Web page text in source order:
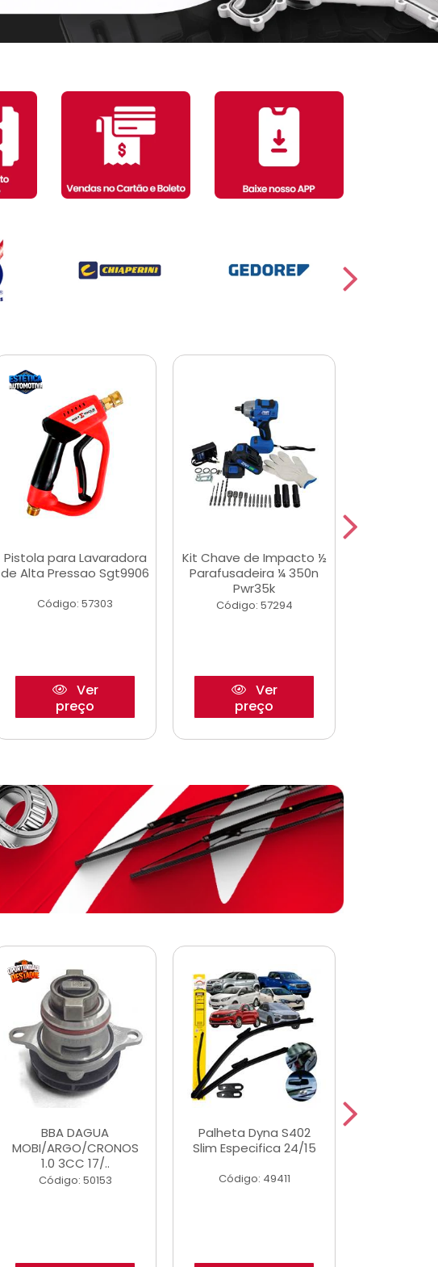
Pistola para Lavaradora
de Alta Pressao Sgt9906
Código: 57303
Ver
preço
Kit Chave de Impacto ½
Parafusadeira ¼ 350n
Pwr35k
Código: 57294
Ver
preço
BBA DAGUA
MOBI/ARGO/CRONOS
1.0 3CC 17/..
Código: 50153
Palheta Dyna S402
Slim Especifica 24/15
Código: 49411